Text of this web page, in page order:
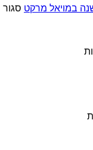
סגור
על
על